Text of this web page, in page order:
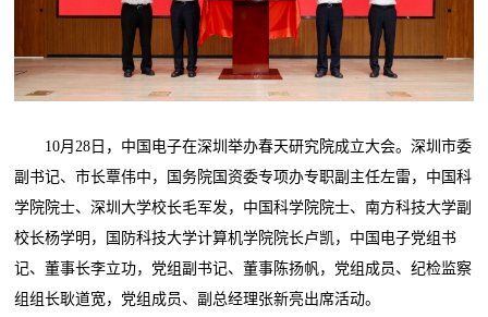
10月28日，中国电子在深圳举办春天研究院成立大会。深圳市委
副书记、市长覃伟中，国务院国资委专项办专职副主任左雷，中国科
学院院士、深圳大学校长毛军发，中国科学院院士、南方科技大学副
校长杨学明，国防科技大学计算机学院院长卢凯，中国电子党组书
记、董事长李立功，党组副书记、董事陈扬帆，党组成员、纪检监察
组组长耿道宽，党组成员、副总经理张新亮出席活动。